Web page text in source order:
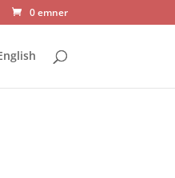
0 emner